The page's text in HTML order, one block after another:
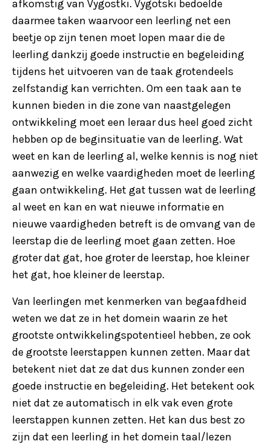
afkomstig van Vygostki. Vygotski bedoelde
daarmee taken waarvoor een leerling net een
beetje op zijn tenen moet lopen maar die de
leerling dankzij goede instructie en begeleiding
tijdens het uitvoeren van de taak grotendeels
zelfstandig kan verrichten. Om een taak aan te
kunnen bieden in die zone van naastgelegen
ontwikkeling moet een leraar dus heel goed zicht
hebben op de beginsituatie van de leerling. Wat
weet en kan de leerling al, welke kennis is nog niet
aanwezig en welke vaardigheden moet de leerling
gaan ontwikkeling. Het gat tussen wat de leerling
al weet en kan en wat nieuwe informatie en
nieuwe vaardigheden betreft is de omvang van de
leerstap die de leerling moet gaan zetten. Hoe
groter dat gat, hoe groter de leerstap, hoe kleiner
het gat, hoe kleiner de leerstap.
Van leerlingen met kenmerken van begaafdheid
weten we dat ze in het domein waarin ze het
grootste ontwikkelingspotentieel hebben, ze ook
de grootste leerstappen kunnen zetten. Maar dat
betekent niet dat ze dat dus kunnen zonder een
goede instructie en begeleiding. Het betekent ook
niet dat ze automatisch in elk vak even grote
leerstappen kunnen zetten. Het kan dus best zo
zijn dat een leerling in het domein taal/lezen